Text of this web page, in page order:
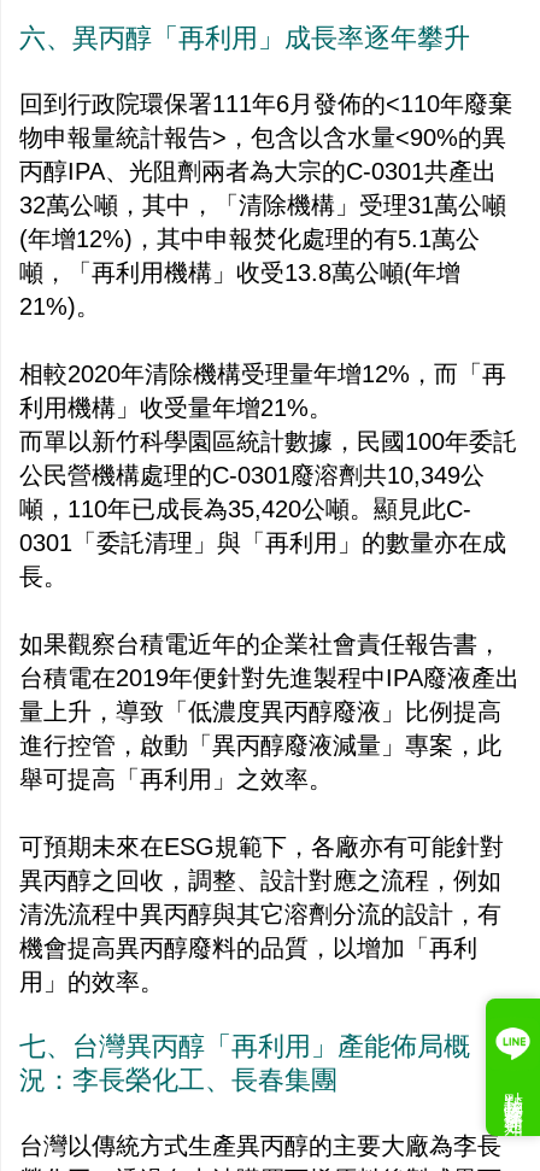
六、異丙醇「再利用」成長率逐年攀升
回到行政院環保署111年6月發佈的<110年廢棄
物申報量統計報告>，包含以含水量<90%的異
丙醇IPA、光阻劑兩者為大宗的C-0301共產出
32萬公噸，其中，「清除機構」受理31萬公噸
(年增12%)，其中申報焚化處理的有5.1萬公
噸，「再利用機構」收受13.8萬公噸(年增
21%)。
相較2020年清除機構受理量年增12%，而「再
利用機構」收受量年增21%。
而單以新竹科學園區統計數據，民國100年委託
公民營機構處理的C-0301廢溶劑共10,349公
噸，110年已成長為35,420公噸。顯見此C-
0301「委託清理」與「再利用」的數量亦在成
長。
如果觀察台積電近年的企業社會責任報告書，
台積電在2019年便針對先進製程中IPA廢液產出
量上升，導致「低濃度異丙醇廢液」比例提高
進行控管，啟動「異丙醇廢液減量」專案，此
舉可提高「再利用」之效率。
可預期未來在ESG規範下，各廠亦有可能針對
異丙醇之回收，調整、設計對應之流程，例如
清洗流程中異丙醇與其它溶劑分流的設計，有
機會提高異丙醇廢料的品質，以增加「再利
用」的效率。
七、台灣異丙醇「再利用」產能佈局概
況：李長榮化工、長春集團
台灣以傳統方式生產異丙醇的主要大廠為李長
點我接收案件通知